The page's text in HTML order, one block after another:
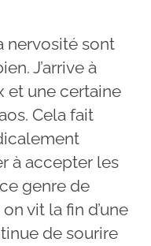
nervosité sont
J’arrive à
et une certaine
Cela fait
à accepter les
genre de
vit la fin d’une
de sourire